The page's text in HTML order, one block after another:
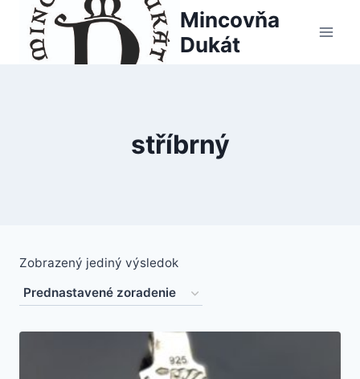
content
Mincovňa
Dukát
stříbrný
Zobrazený jediný výsledok